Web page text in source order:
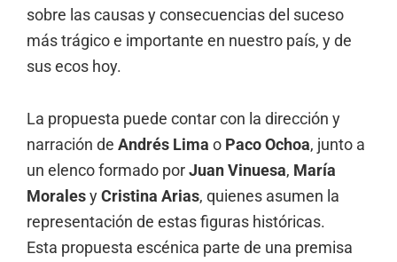
sobre las causas y consecuencias del suceso
más trágico e importante en nuestro país, y de
sus ecos hoy.
La propuesta puede contar con la dirección y
narración de Andrés Lima o Paco Ochoa, junto a
un elenco formado porJuan Vinuesa, María
MoralesyCristina Arias, quienes asumen la
representación de estas figuras históricas.
Esta propuesta escénica parte de una premisa